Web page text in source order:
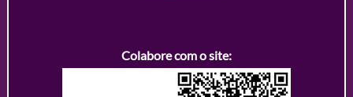
Colabore com o site: